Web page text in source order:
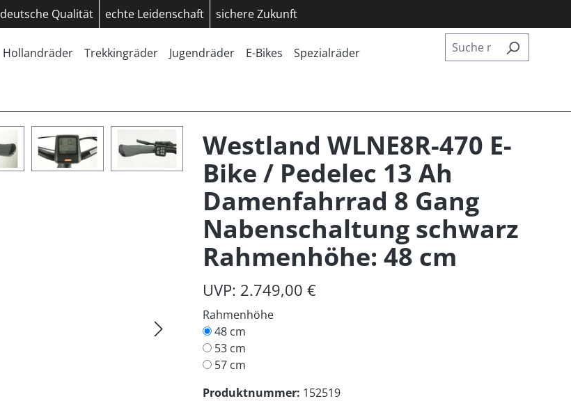
deutsche Qualität echte Leidenschaft sichere Zukunft
Hollandräder Trekkingräder Jugendräder E-Bikes
Spezialräder
Westland WLNE8R-470 E-
Bike / Pedelec 13 Ah
Damenfahrrad 8 Gang
Nabenschaltung schwarz
Rahmenhöhe: 48 cm
UVP: 2.749,00 €
Rahmenhöhe
48 cm
53 cm
57 cm
Produktnummer: 152519